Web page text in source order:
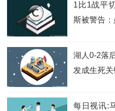
1比1战平
斯被警告
湖人0-2落
发成生死
每日视讯: